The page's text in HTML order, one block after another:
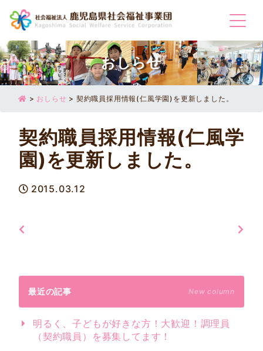
おしらせ
> おしらせ > 契約職員採用情報(仁風学園)を更新しました。
契約職員採用情報(仁風学
園)を更新しました。
2015.03.12
最近の記事 New column
明るく、子どもが好きな方！大歓迎！調理員
（契約職員）を募集してます！